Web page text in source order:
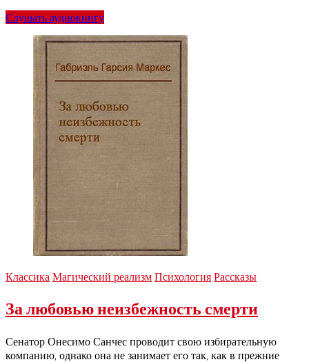
Слушать аудиокнигу
Классика Магический реализм Психология Рассказы
За любовью неизбежность смерти
Сенатор Онесимо Санчес проводит свою избирательную
компанию, однако она не занимает его так, как в прежние